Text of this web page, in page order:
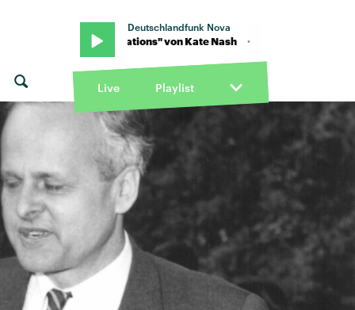
Deutschlandfunk Nova
· "Foundations" von Kate Nash · "Foundations" von Kate Nash
Live Playlist